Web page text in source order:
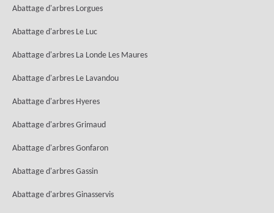
Abattage d'arbres Lorgues
Abattage d'arbres Le Luc
Abattage d'arbres La Londe Les Maures
Abattage d'arbres Le Lavandou
Abattage d'arbres Hyeres
Abattage d'arbres Grimaud
Abattage d'arbres Gonfaron
Abattage d'arbres Gassin
Abattage d'arbres Ginasservis